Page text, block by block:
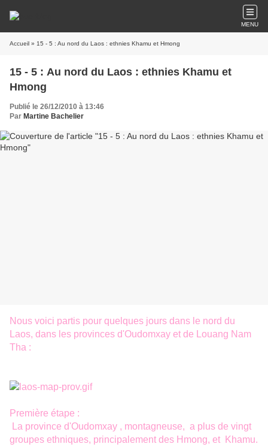
MENU
Accueil » 15 - 5 : Au nord du Laos : ethnies Khamu et Hmong
15 - 5 : Au nord du Laos : ethnies Khamu et
Hmong
Publié le 26/12/2010 à 13:46
Par Martine Bachelier
Nous voici partis pour quelques jours dans le nord du
Laos, dans les provinces d'Oudomxay et de Louang Nam
Tha :
Première étape :
La province d'Oudomxay , montagneuse, a plus de vingt
groupes ethniques, principalement des Hmong, et Khamu.